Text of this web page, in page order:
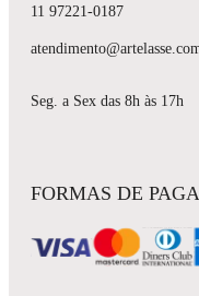
11 97221-0187
Seg. a Sex das 8h às 17h
FORMAS DE